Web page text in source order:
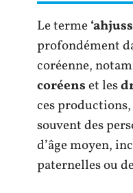
Le terme
profondément
coréenne,
coréenset les
ces productions,
souvent des
d’âge moyen,
paternelles ou